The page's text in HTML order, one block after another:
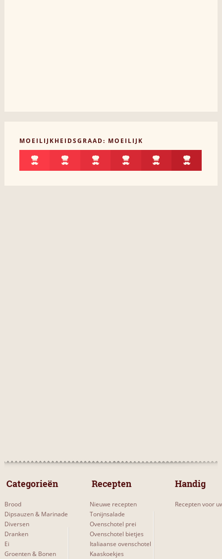
MOEILIJKHEIDSGRAAD: MOEILIJK
Categorieën
Brood
Dipsauzen & Marinade
Diversen
Dranken
Ei
Groenten & Bonen
Recepten
Nieuwe recepten
Tonijnsalade
Ovenschotel prei
Ovenschotel bietjes
Italiaanse ovenschotel
Kaaskoekjes
Handig
Recepten voor